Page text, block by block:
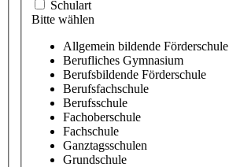
Schulart
Bitte wählen
Allgemein bildende Förderschule
Berufliches Gymnasium
Berufsbildende Förderschule
Berufsfachschule
Berufsschule
Fachoberschule
Fachschule
Ganztagsschulen
Grundschule